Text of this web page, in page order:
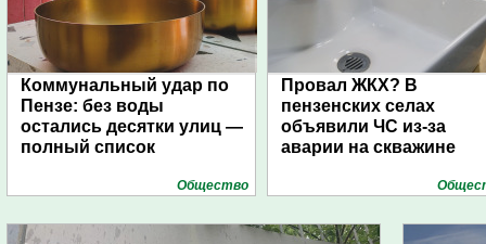
Коммунальный удар по
Пензе: без воды
остались десятки улиц —
полный список
Общество
Провал ЖКХ? В
пензенских селах
объявили ЧС из-за
аварии на скважине